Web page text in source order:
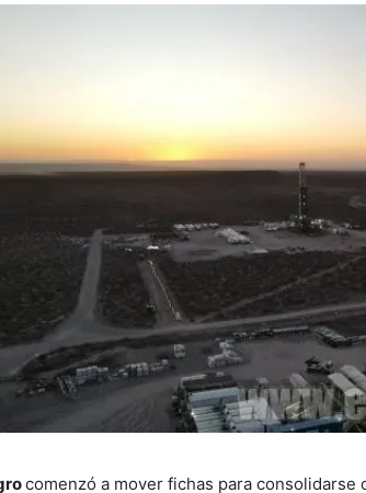
comenzó a mover fichas para consolidarse